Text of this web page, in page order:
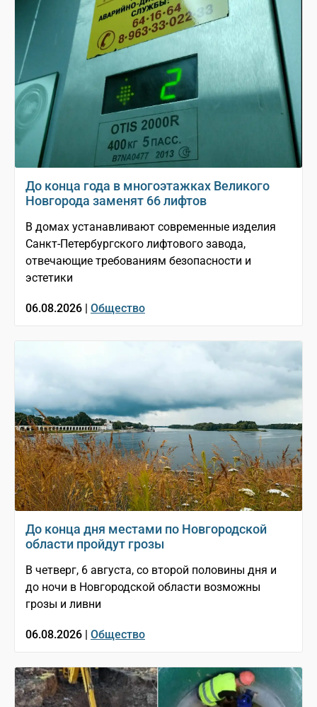
До конца года в многоэтажках Великого
Новгорода заменят 66 лифтов
В домах устанавливают современные изделия
Санкт-Петербургского лифтового завода,
отвечающие требованиям безопасности и
эстетики
06.08.2026 | Общество
До конца дня местами по Новгородской
области пройдут грозы
В четверг, 6 августа, со второй половины дня и
до ночи в Новгородской области возможны
грозы и ливни
06.08.2026 | Общество